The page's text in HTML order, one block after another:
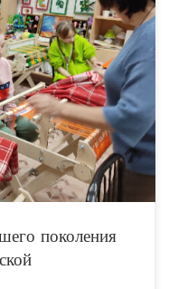
в поколение. Для
в Детскую ткацкую
Мифтахова
поколения